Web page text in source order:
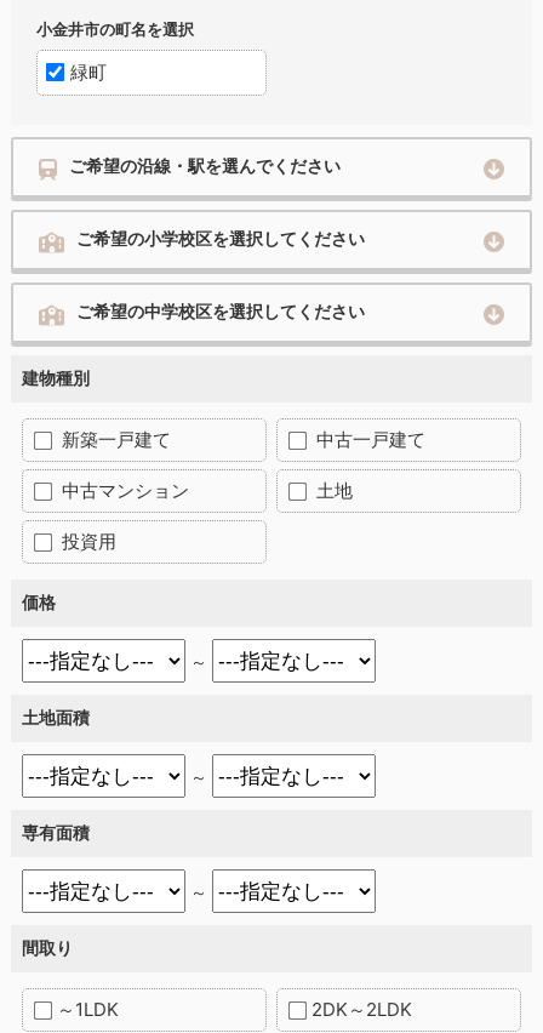
小金井市の町名を選択
緑町
ご希望の沿線・駅を選んでください
ご希望の小学校区を選択してください
ご希望の中学校区を選択してください
建物種別
新築一戸建て 中古一戸建て
中古マンション 土地
投資用
価格
～
土地面積
～
専有面積
～
間取り
～1LDK 2DK～2LDK